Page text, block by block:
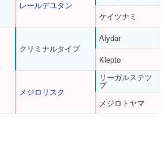
レールデユタン
クリミナルタイプ
メジロリスク
ケイツナミ
Alydar
Klepto
リーガルステツ
プ
メジロトヤマ